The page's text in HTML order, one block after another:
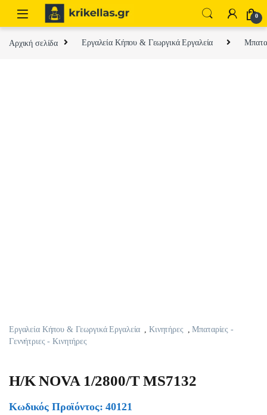
Skip to navigation
Skip to content
0
Αρχική σελίδα Εργαλεία Κήπου & Γεωργικά Εργαλεία
Εργαλεία Κήπου & Γεωργικά Εργαλεία Κινητήρες ,Μπαταρίες -
Γεννήτριες - Κινητήρες
H/K NOVA 1/2800/T MS7132
Κωδικός Προϊόντος: 40121